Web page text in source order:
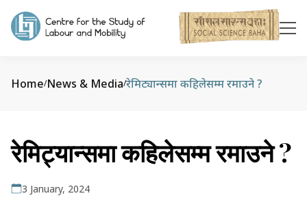
Home/News & Media/रेमिट्यान्समा कहिलेसम्म रमाउने ?
रेमिट्यान्समा कहिलेसम्म रमाउने ?
3 January, 2024